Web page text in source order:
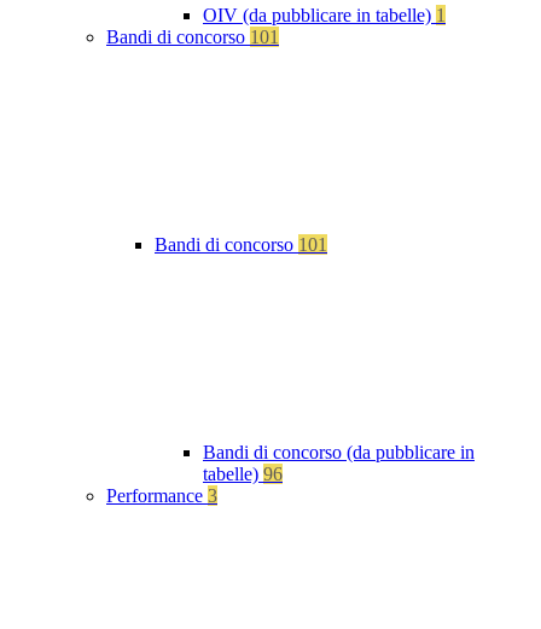
OIV (da pubblicare in tabelle) 1
Bandi di concorso 101
Bandi di concorso 101
Bandi di concorso (da pubblicare in
tabelle) 96
Performance 3